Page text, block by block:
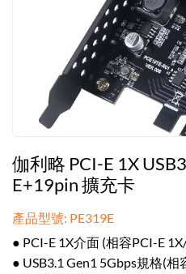
伽利略 PCI-E 1X
E+19pin 擴充卡
產品型號: PE319E
● PCI-E 1X介面 (相容PCI-E
● USB3.1 Gen1 5Gbps規格(相